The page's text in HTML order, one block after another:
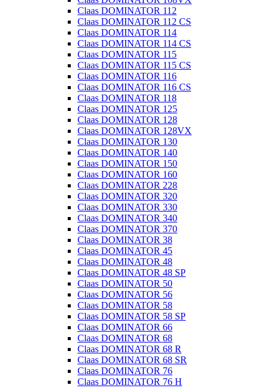
Claas DOMINATOR 112
Claas DOMINATOR 112 CS
Claas DOMINATOR 114
Claas DOMINATOR 114 CS
Claas DOMINATOR 115
Claas DOMINATOR 115 CS
Claas DOMINATOR 116
Claas DOMINATOR 116 CS
Claas DOMINATOR 118
Claas DOMINATOR 125
Claas DOMINATOR 128
Claas DOMINATOR 128VX
Claas DOMINATOR 130
Claas DOMINATOR 140
Claas DOMINATOR 150
Claas DOMINATOR 160
Claas DOMINATOR 228
Claas DOMINATOR 320
Claas DOMINATOR 330
Claas DOMINATOR 340
Claas DOMINATOR 370
Claas DOMINATOR 38
Claas DOMINATOR 45
Claas DOMINATOR 48
Claas DOMINATOR 48 SP
Claas DOMINATOR 50
Claas DOMINATOR 56
Claas DOMINATOR 58
Claas DOMINATOR 58 SP
Claas DOMINATOR 66
Claas DOMINATOR 68
Claas DOMINATOR 68 R
Claas DOMINATOR 68 SR
Claas DOMINATOR 76
Claas DOMINATOR 76 H